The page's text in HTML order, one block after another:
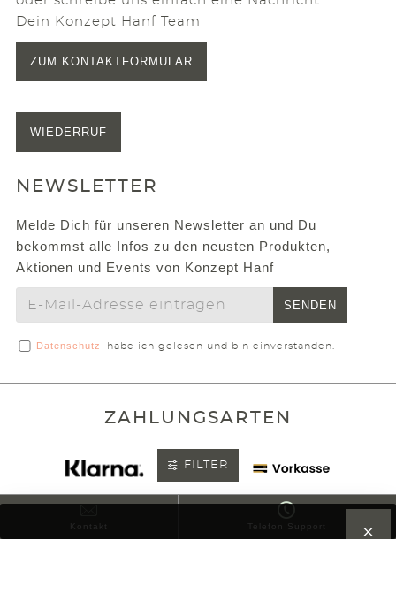
Dein Konzept Hanf Team
ZUM KONTAKTFORMULAR
WIEDERRUF
NEWSLETTER
Melde Dich für unseren Newsletter an und Du
bekommst alle Infos zu den neusten Produkten,
Aktionen und Events von Konzept Hanf
SENDEN
Datenschutz habe ich gelesen und bin einverstanden.
ZAHLUNGSARTEN
VERSAND
Kontakt Telefon Support
FILTER